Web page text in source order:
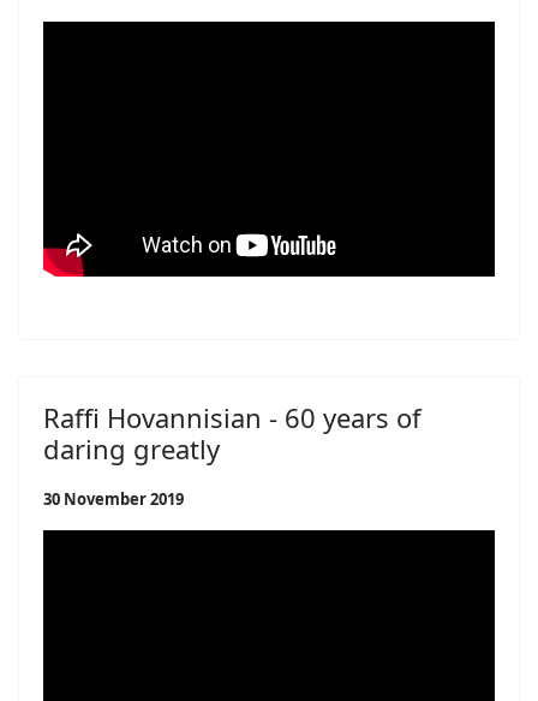
Raffi Hovannisian - 60 years of
daring greatly
30 November 2019